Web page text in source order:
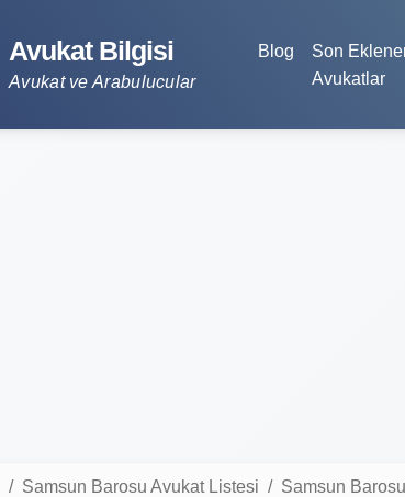
Avukat Bilgisi
Avukat ve Arabulucular
Blog
Son
Avukatlar
Samsun Barosu Avukat Listesi Samsun